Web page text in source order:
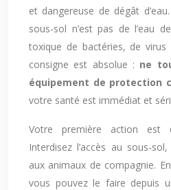
et dangereuse de dégât
sous-sol n’est pas de l’eau
toxique de bactéries, de
consigne est absolue : ne
équipement de protection
votre santé est immédiat et
Votre première action est
Interdisez l’accès au sous-
aux animaux de compagnie.
vous pouvez le faire depuis